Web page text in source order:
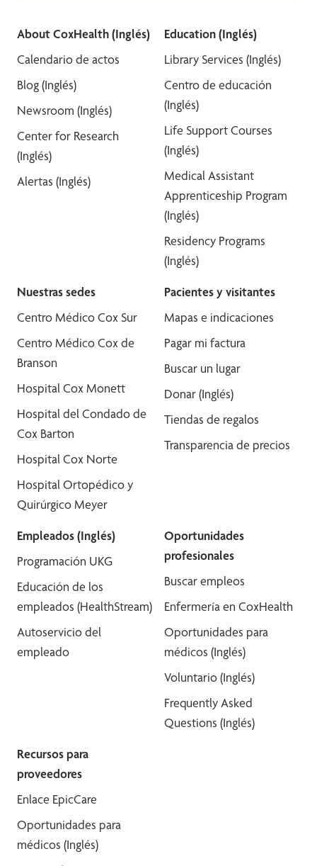
About CoxHealth (Inglés)
Calendario de actos
Blog (Inglés)
Newsroom (Inglés)
Center for Research
(Inglés)
Alertas (Inglés)
Education (Inglés)
Library Services (Inglés)
Centro de educación
(Inglés)
Life Support Courses
(Inglés)
Medical Assistant
Apprenticeship Program
(Inglés)
Residency Programs
(Inglés)
Nuestras sedes
Centro Médico Cox Sur
Centro Médico Cox de
Branson
Hospital Cox Monett
Hospital del Condado de
Cox Barton
Hospital Cox Norte
Hospital Ortopédico y
Quirúrgico Meyer
Pacientes y visitantes
Mapas e indicaciones
Pagar mi factura
Buscar un lugar
Donar (Inglés)
Tiendas de regalos
Transparencia de precios
Empleados (Inglés)
Programación UKG
Educación de los
empleados (HealthStream)
Autoservicio del
empleado
Oportunidades
profesionales
Buscar empleos
Enfermería en CoxHealth
Oportunidades para
médicos (Inglés)
Voluntario (Inglés)
Frequently Asked
Questions (Inglés)
Recursos para
proveedores
Enlace EpicCare
Oportunidades para
médicos (Inglés)